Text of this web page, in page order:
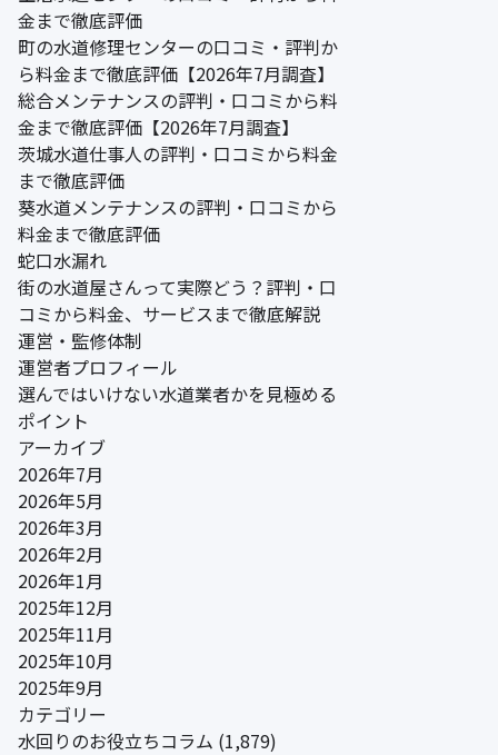
金まで徹底評価
町の水道修理センターの口コミ・評判か
ら料金まで徹底評価【2026年7月調査】
総合メンテナンスの評判・口コミから料
金まで徹底評価【2026年7月調査】
茨城水道仕事人の評判・口コミから料金
まで徹底評価
葵水道メンテナンスの評判・口コミから
料金まで徹底評価
蛇口水漏れ
街の水道屋さんって実際どう？評判・口
コミから料金、サービスまで徹底解説
運営・監修体制
運営者プロフィール
選んではいけない水道業者かを見極める
ポイント
アーカイブ
2026年7月
2026年5月
2026年3月
2026年2月
2026年1月
2025年12月
2025年11月
2025年10月
2025年9月
カテゴリー
水回りのお役立ちコラム (1,879)